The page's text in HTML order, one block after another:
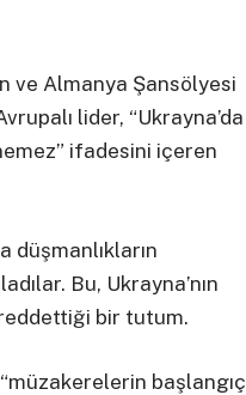
ve Almanya Şansölyesi
lider, “Ukrayna’da
ifadesini içeren
düşmanlıkların
Bu, Ukrayna’nın
bir tutum.
başlangıç